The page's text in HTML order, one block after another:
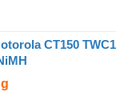
CT150